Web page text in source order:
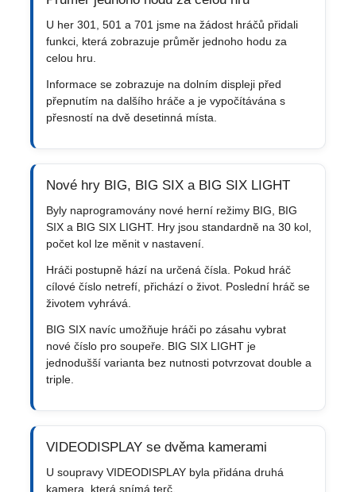
U her 301, 501 a 701 jsme na žádost hráčů přidali
funkci, která zobrazuje průměr jednoho hodu za
celou hru.
Informace se zobrazuje na dolním displeji před
přepnutím na dalšího hráče a je vypočítávána s
přesností na dvě desetinná místa.
Nové hry BIG, BIG SIX a BIG SIX LIGHT
Byly naprogramovány nové herní režimy BIG, BIG
SIX a BIG SIX LIGHT. Hry jsou standardně na 30 kol,
počet kol lze měnit v nastavení.
Hráči postupně hází na určená čísla. Pokud hráč
cílové číslo netrefí, přichází o život. Poslední hráč se
životem vyhrává.
BIG SIX navíc umožňuje hráči po zásahu vybrat
nové číslo pro soupeře. BIG SIX LIGHT je
jednodušší varianta bez nutnosti potvrzovat double a
triple.
VIDEODISPLAY se dvěma kamerami
U soupravy VIDEODISPLAY byla přidána druhá
kamera, která snímá terč.